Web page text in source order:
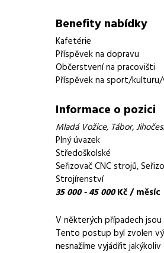
Benefity nabídky
Kafetérie
Příspěvek na dopravu
Občerstvení na pracovišti
Příspěvek na sport/kulturu/
Informace o pozici
Mladá Vožice, Tábor,
Plný úvazek
Středoškolské
Seřizovač CNC strojů,
Strojírenství
35 000 - 45 000Kč / měsíc
V některých případech
Tento postup byl zvolen
nesnažíme vyjádřit